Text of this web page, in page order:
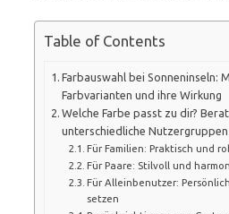
Table of Contents
Farbauswahl bei Sonneninseln:
Farbvarianten und ihre Wirkung
Welche Farbe passt zu dir?
unterschiedliche Nutzergruppen
Für Familien: Praktisch und
Für Paare: Stilvoll und
Für Alleinbenutzer:
setzen